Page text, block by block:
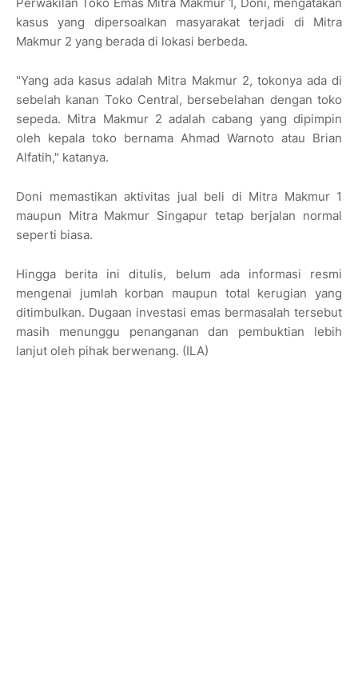
kasus yang dipersoalkan masyarakat terjadi di Mitra
Makmur 2 yang berada di lokasi berbeda.
"Yang ada kasus adalah Mitra Makmur 2, tokonya ada di
sebelah kanan Toko Central, bersebelahan dengan toko
sepeda. Mitra Makmur 2 adalah cabang yang dipimpin
oleh kepala toko bernama Ahmad Warnoto atau Brian
Alfatih," katanya.
Doni memastikan aktivitas jual beli di Mitra Makmur 1
maupun Mitra Makmur Singapur tetap berjalan normal
seperti biasa.
Hingga berita ini ditulis, belum ada informasi resmi
mengenai jumlah korban maupun total kerugian yang
ditimbulkan. Dugaan investasi emas bermasalah tersebut
masih menunggu penanganan dan pembuktian lebih
lanjut oleh pihak berwenang. (ILA)